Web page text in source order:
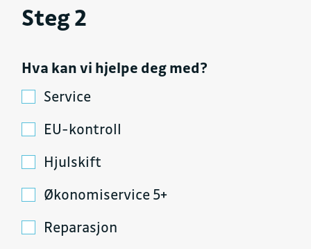
Steg 2
Hva kan vi hjelpe deg med?
Service
EU-kontroll
Hjulskift
Økonomiservice 5+
Reparasjon